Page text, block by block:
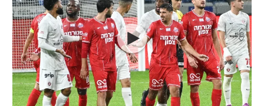
VOD
רץ ברשת
נבחרת ישראל
מכבי חיפה
בית"ר ירושלים
מכבי תל אביב
ליגה ספרדית
ליגה איטלקית
ליגה צרפתית
כדורסל נשים
מכבי תל אביב
הפועל חולון
הפועל ירושלים
יורוליג
יורוקאפ
טניס
כדוריד
כדורעף